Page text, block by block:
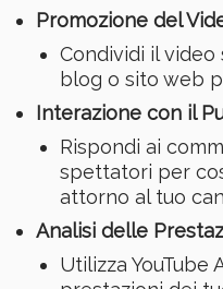
Promozione del
Condividi il video
blog o sito web
Interazione con il
Rispondi ai
spettatori per
attorno al tuo
Analisi delle
Utilizza